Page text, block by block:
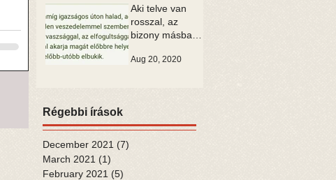
Aki telve van
rosszal, az
bizony másban
tud látni
Aug 20, 2020
Régebbi írások
December 2021 (7)
March 2021 (1)
February 2021 (5)